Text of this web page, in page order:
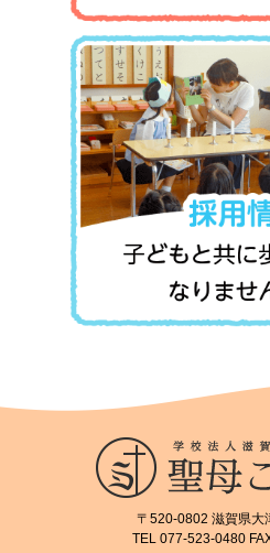
〒520-0802 滋賀県大
TEL 077-523-0480